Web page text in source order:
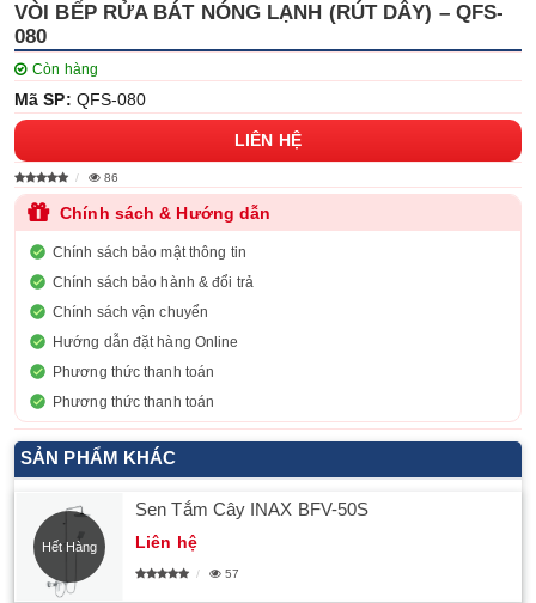
VÒI BẾP RỬA BÁT NÓNG LẠNH (RÚT DÂY) – QFS-
080
Còn hàng
Mã SP: QFS-080
LIÊN HỆ
86
Chính sách & Hướng dẫn
Chính sách bảo mật thông tin
Chính sách bảo hành & đổi trả
Chính sách vận chuyển
Hướng dẫn đặt hàng Online
Phương thức thanh toán
Phương thức thanh toán
SẢN PHẨM KHÁC
Sen Tắm Cây INAX BFV-50S
Liên hệ
Hết Hàng
57